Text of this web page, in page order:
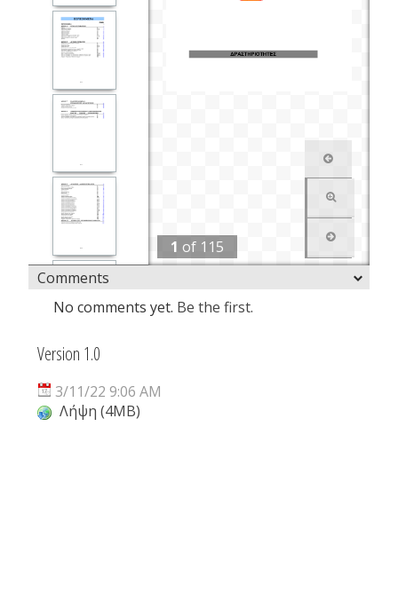
1 of 115
Comments
No comments yet. Be the first.
Version 1.0
3/11/22 9:06 AM
Λήψη (4MB)